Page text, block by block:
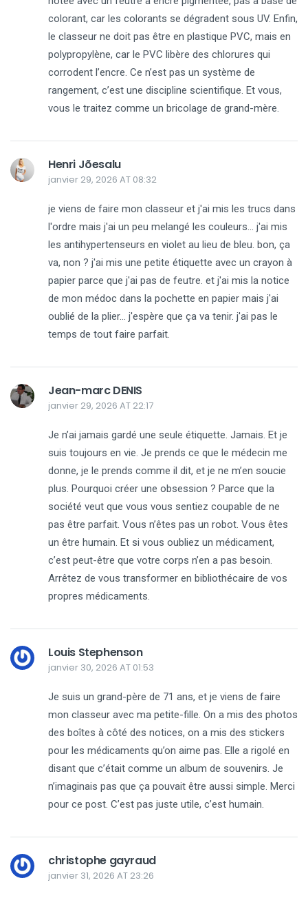
colorant, car les colorants se dégradent sous UV. Enfin,
le classeur ne doit pas être en plastique PVC, mais en
polypropylène, car le PVC libère des chlorures qui
corrodent l’encre. Ce n’est pas un système de
rangement, c’est une discipline scientifique. Et vous,
vous le traitez comme un bricolage de grand-mère.
Henri Jõesalu
janvier 29, 2026 AT 08:32
je viens de faire mon classeur et j'ai mis les trucs dans
l'ordre mais j'ai un peu melangé les couleurs... j'ai mis
les antihypertenseurs en violet au lieu de bleu. bon, ça
va, non ? j'ai mis une petite étiquette avec un crayon à
papier parce que j'ai pas de feutre. et j'ai mis la notice
de mon médoc dans la pochette en papier mais j'ai
oublié de la plier... j'espère que ça va tenir. j'ai pas le
temps de tout faire parfait.
Jean-marc DENIS
janvier 29, 2026 AT 22:17
Je n’ai jamais gardé une seule étiquette. Jamais. Et je
suis toujours en vie. Je prends ce que le médecin me
donne, je le prends comme il dit, et je ne m’en soucie
plus. Pourquoi créer une obsession ? Parce que la
société veut que vous vous sentiez coupable de ne
pas être parfait. Vous n’êtes pas un robot. Vous êtes
un être humain. Et si vous oubliez un médicament,
c’est peut-être que votre corps n’en a pas besoin.
Arrêtez de vous transformer en bibliothécaire de vos
propres médicaments.
Louis Stephenson
janvier 30, 2026 AT 01:53
Je suis un grand-père de 71 ans, et je viens de faire
mon classeur avec ma petite-fille. On a mis des photos
des boîtes à côté des notices, on a mis des stickers
pour les médicaments qu’on aime pas. Elle a rigolé en
disant que c’était comme un album de souvenirs. Je
n’imaginais pas que ça pouvait être aussi simple. Merci
pour ce post. C’est pas juste utile, c’est humain.
christophe gayraud
janvier 31, 2026 AT 23:26